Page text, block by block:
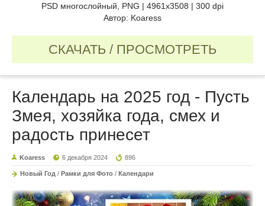
PSD многослойный, PNG | 4961x3508 | 300 dpi
Автор: Koaress
СКАЧАТЬ / ПРОСМОТРЕТЬ
Календарь на 2025 год - Пусть
Змея, хозяйка года, смех и
радость принесет
Koaress 6 декабря 2024 896
Новый Год / Рамки для Фото / Календари